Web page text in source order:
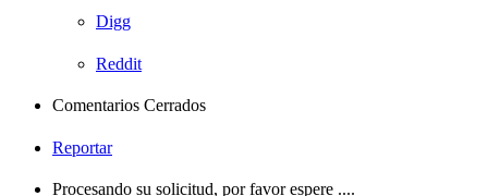
Digg
Reddit
Comentarios Cerrados
Reportar
Procesando su solicitud, por favor espere ....